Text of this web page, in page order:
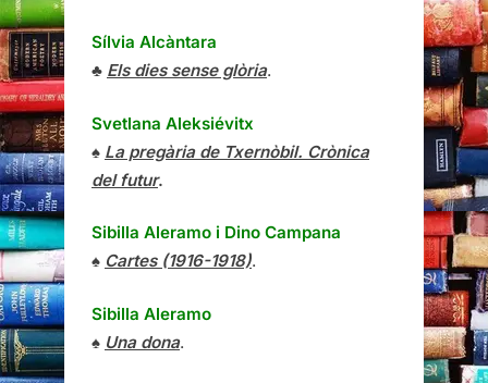
Sílvia Alcàntara
♣ Els dies sense glòria.
Svetlana Aleksiévitx
♠ La pregària de Txernòbil. Crònica
del futur.
Sibilla Aleramo i Dino Campana
♠ Cartes (1916-1918).
Sibilla Aleramo
♠ Una dona.